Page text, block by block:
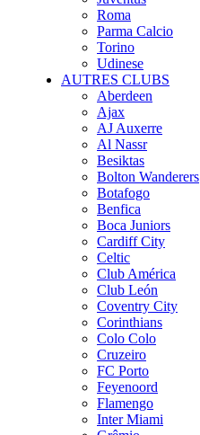
Roma
Parma Calcio
Torino
Udinese
AUTRES CLUBS
Aberdeen
Ajax
AJ Auxerre
Al Nassr
Besiktas
Bolton Wanderers
Botafogo
Benfica
Boca Juniors
Cardiff City
Celtic
Club América
Club León
Coventry City
Corinthians
Colo Colo
Cruzeiro
FC Porto
Feyenoord
Flamengo
Inter Miami